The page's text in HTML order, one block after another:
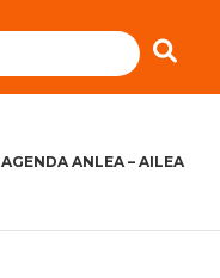
AGENDA ANLEA – AILEA